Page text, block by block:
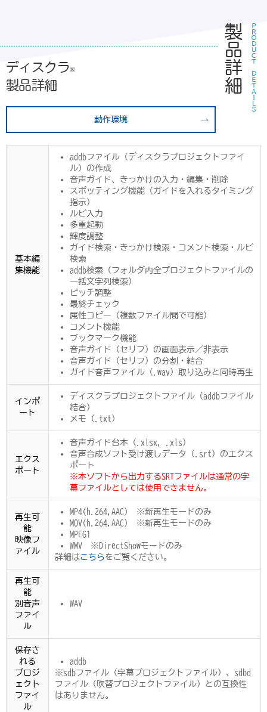
ＰＲＯＤＵＣＴ ＤＥＴＡＩＬＳ
製品詳細
ディスクラ®
製品詳細
動作環境
基本編
集機能
addbファイル（ディスクラプロジェクトファイ
ル）の作成
音声ガイド、きっかけの入力・編集・削除
スポッティング機能（ガイドを入れるタイミング
指示）
ルビ入力
多重起動
輝度調整
ガイド検索・きっかけ検索・コメント検索・ルビ
検索
addb検索（フォルダ内全プロジェクトファイルの
一括文字列検索）
ピッチ調整
最終チェック
属性コピー（複数ファイル間で可能）
コメント機能
ブックマーク機能
音声ガイド（セリフ）の画面表示／非表示
音声ガイド（セリフ）の分割・結合
ガイド音声ファイル（.wav）取り込みと同時再生
インポ
ート
ディスクラプロジェクトファイル（addbファイル
結合）
メモ（.txt）
エクス
ポート
音声ガイド台本（.xlsx, .xls）
音声合成ソフト受け渡しデータ（.srt）のエクス
ポート
※本ソフトから出力するSRTファイルは通常の字
幕ファイルとしては使用できません。
再生可
能
映像フ
ァイル
MP4(h.264,AAC) ※新再生モードのみ
MOV(h.264,AAC) ※新再生モードのみ
MPEG1
WMV ※DirectShowモードのみ
詳細はこちらをご覧ください。
再生可
能
別音声
ファイ
ル
WAV
保存さ
れる
プロジ
ェクト
ファイ
ル
addb
※sdbファイル（字幕プロジェクトファイル）、sdbd
ファイル（吹替プロジェクトファイル）との互換性
はありません。